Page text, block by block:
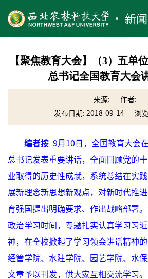
【聚焦教育大会】（3）五单
总书记全国教育大会
来源:
作者:
发布日期: 2018-09-14
浏
编者按 9月10日，全国教育大会
总书记发表重要讲话，全面回顾党的
业取得的历史性成就，系统总结在实
展新理念新思想新观点，对新时代推
育强国提出明确要求、作出战略部署
政治学习时间，专题扎实认真学习习
神，在全校掀起了学习领会讲话精神的
经管学院、水建学院、园艺学院、水
文章予以刊发，供大家互相交流学习。